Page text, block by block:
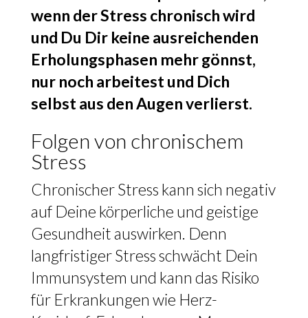
wenn der Stress chronisch wird
und Du Dir keine ausreichenden
Erholungsphasen mehr gönnst,
nur noch arbeitest und Dich
selbst aus den Augen verlierst.
Folgen von chronischem
Stress
Chronischer Stress kann sich negativ
auf Deine körperliche und geistige
Gesundheit auswirken. Denn
langfristiger Stress schwächt Dein
Immunsystem und kann das Risiko
für Erkrankungen wie Herz-